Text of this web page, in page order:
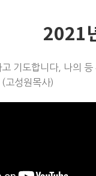
2021
기도합니다, 나의 등
고성원목사)